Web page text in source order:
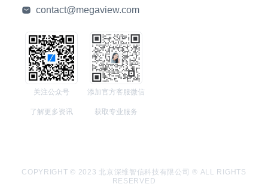
contact@megaview.com
关注公众号
了解更多资讯
添加官方客服微信
获取专业服务
COPYRIGHT © 2023 北京深维智信科技有限公司 ® ALL RIGHTS
RESERVED